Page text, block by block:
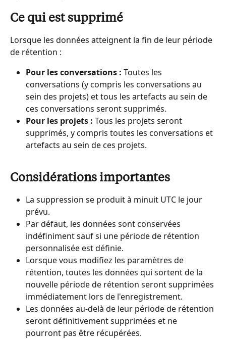
Ce qui est supprimé
Lorsque les données atteignent la fin de leur période
de rétention :
Pour les conversations : Toutes les
conversations (y compris les conversations au
sein des projets) et tous les artefacts au sein de
ces conversations seront supprimés.
Pour les projets : Tous les projets seront
supprimés, y compris toutes les conversations et
artefacts au sein de ces projets.
Considérations importantes
La suppression se produit à minuit UTC le jour
prévu.
Par défaut, les données sont conservées
indéfiniment sauf si une période de rétention
personnalisée est définie.
Lorsque vous modifiez les paramètres de
rétention, toutes les données qui sortent de la
nouvelle période de rétention seront supprimées
immédiatement lors de l'enregistrement.
Les données au-delà de leur période de rétention
seront définitivement supprimées et ne
pourront pas être récupérées.